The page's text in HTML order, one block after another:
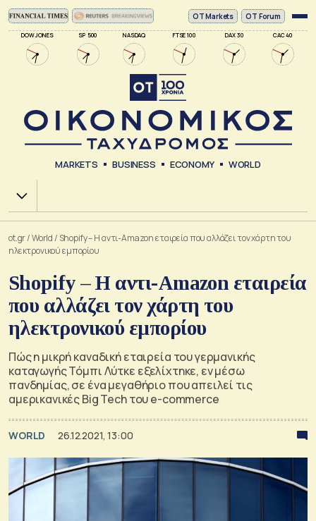
DOW JONES SP 500 NASDAQ FTSE 100 DAX 30 CAC 40
ΟΤ Markets OT Forum
MARKETS BUSINESS ECONOMY WORLD
Χ.Α.
ot.gr/World / Shopify – Η αντι-Amazon εταιρεία που αλλάζει τον χάρτη του
ηλεκτρονικού εμπορίου
Shopify – Η αντι-Amazon εταιρεία
που αλλάζει τον χάρτη του
ηλεκτρονικού εμπορίου
Πώς η μικρή καναδική εταιρεία του γερμανικής
καταγωγής Τόμπι Λύτκε εξελίχτηκε, εν μέσω
πανδημίας, σε ένα μεγαθήριο που απειλεί τις
αμερικανικές Big Tech του e-commerce
WORLD 26.12.2021, 13:00